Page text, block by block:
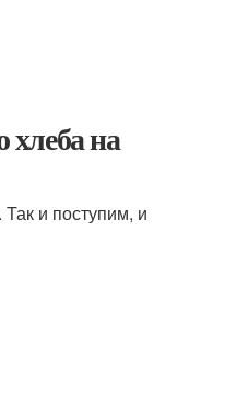
хлеба на
и поступим, и